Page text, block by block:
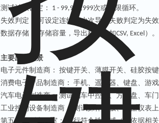
测试计数设定：
‌ 1 - 99,999,999次或无限循环。
失效判定：
可设定连续多少次导通失败判定为失效
数据存储：
存储容量，导出格式（如CSV, Excel）。
主要应用场景
电子元件制造商： 按键开关、薄膜开关、硅胶按
消费电子产品制造商： 手机、遥控器、键盘、游
汽车电子制造商： 测试汽车中控台、方向盘、车
工业控制设备制造商：
测试操作面板、仪器仪表上
第五方检测实验室： 进行符合性测试（如依据相